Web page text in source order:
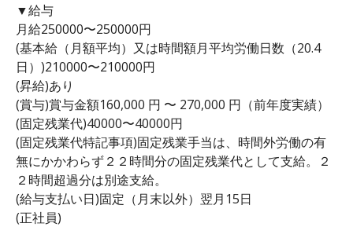
▼給与
月給250000〜250000円
(基本給（月額平均）又は時間額月平均労働日数（20.4
日）)210000〜210000円
(昇給)あり
(賞与)賞与金額160,000 円 〜 270,000 円（前年度実績）
(固定残業代)40000〜40000円
(固定残業代特記事項)固定残業手当は、時間外労働の有
無にかかわらず２２時間分の固定残業代として支給。２
２時間超過分は別途支給。
(給与支払い日)固定（月末以外）翌月15日
(正社員)